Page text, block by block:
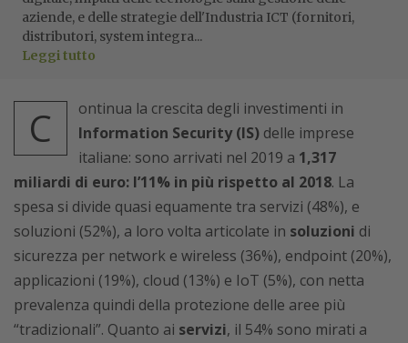
aziende, e delle strategie dell'Industria ICT (fornitori,
distributori, system integra...
Leggi tutto
C
ontinua la crescita degli investimenti in
Information Security (IS) delle imprese
italiane: sono arrivati nel 2019 a 1,317
miliardi di euro: l’11% in più rispetto al 2018. La
spesa si divide quasi equamente tra servizi (48%), e
soluzioni (52%), a loro volta articolate in soluzioni di
sicurezza per network e wireless (36%), endpoint (20%),
applicazioni (19%), cloud (13%) e IoT (5%), con netta
prevalenza quindi della protezione delle aree più
“tradizionali”. Quanto ai servizi, il 54% sono mirati a